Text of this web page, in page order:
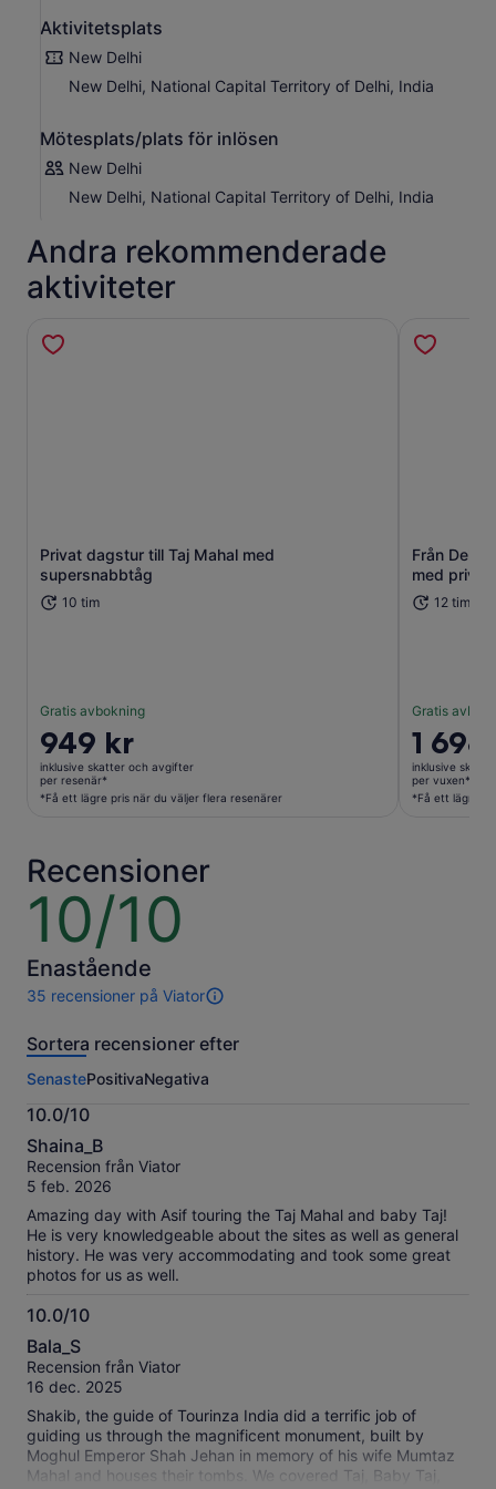
Aktivitetsplats
New Delhi
New Delhi, National Capital Territory of Delhi, India
Mötesplats/plats för inlösen
New Delhi
New Delhi, National Capital Territory of Delhi, India
Andra rekommenderade
aktiviteter
Privat dagstur till Taj Mahal med
supersnabbtåg
10 tim
Gratis avbokning
Priset
är
949 kr
per
ett
lägre
pris
när
väljer
flera
949 kr
inklusive skatter och avgifter
per resenär*
*Få ett lägre pris när du väljer flera resenärer
Från Delhi:
med privat
12 tim
Gratis
Priset
är
1 698 kr
per
1 698
inklusive
per vuxen*
*Få ett lägre
Recensioner
10/10
10
10
Enastående
35 recensioner på Viator
35
av
här
aktiviteten.
Mer
information
om
våra
recensioner
Sortera recensioner efter
SenastePositivaNegativa
10.0/10
10.0
av
10
Shaina_B
Recension från Viator
5 feb. 2026
Amazing day with Asif touring the Taj Mahal and baby Taj!
He is very knowledgeable about the sites as well as general
history. He was very accommodating and took some great
photos for us as well.
10.0/10
10.0
av
10
Bala_S
Recension från Viator
16 dec. 2025
Shakib, the guide of Tourinza India did a terrific job of
guiding us through the magnificent monument, built by
Moghul Emperor Shah Jehan in memory of his wife Mumtaz
Mahal and houses their tombs. We covered Taj, Baby Taj,